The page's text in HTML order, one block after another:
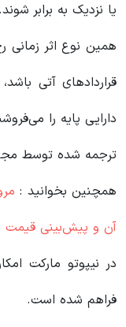
یا نزدیک به برابر شوند.
همین نوع اثر زمانی
قراردادهای آتی
دارایی پایه را
ترجمه شده توسط
همچنین بخوانید :
آن و پیش‌بینی قیمت
در نیپوتو مارکت
فراهم شده است.